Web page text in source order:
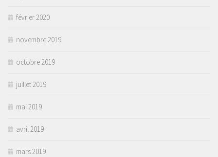
février 2020
novembre 2019
octobre 2019
juillet 2019
mai 2019
avril 2019
mars 2019